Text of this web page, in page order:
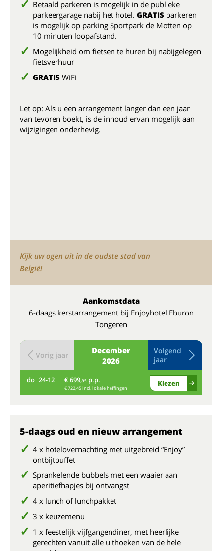
Betaald parkeren is mogelijk in de publieke
parkeergarage nabij het hotel. GRATIS parkeren
is mogelijk op parking Sportpark de Motten op
10 minuten loopafstand.
Mogelijkheid om fietsen te huren bij nabijgelegen
fietsverhuur
GRATIS WiFi
Let op: Als u een arrangement langer dan een jaar
van tevoren boekt, is de inhoud ervan mogelijk aan
wijzigingen onderhevig.
Kijk uw ogen uit in de oudste stad van
België!
Aankomstdata
6-daags kerstarrangement bij Enjoyhotel Eburon
Tongeren
December
2026
Vorig jaar
Volgend
jaar
do 24-12 € 699,95 p.p.
€ 722,45 incl. lokale heffingen
Kiezen
5-daags oud en nieuw arrangement
4 x hotelovernachting met uitgebreid “Enjoy”
ontbijtbuffet
Sprankelende bubbels met een waaier aan
aperitiefhapjes bij ontvangst
4 x lunch of lunchpakket
3 x keuzemenu
1 x feestelijk vijfgangendiner, met heerlijke
gerechten vanuit alle uithoeken van de hele